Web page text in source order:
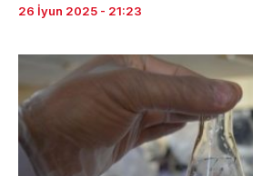
26 İyun 2025 - 21:23